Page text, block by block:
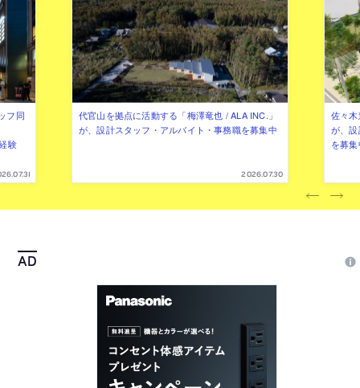
フ同
験
代官山を拠点に活動する「梅澤竜也 / ALA INC.」
が、設計スタッフ・アルバイト・事務職を募集中
2026.07.30
佐々
が、
を募